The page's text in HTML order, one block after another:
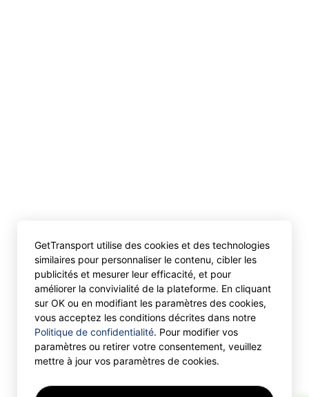
GetTransport utilise des cookies et des technologies
similaires pour personnaliser le contenu, cibler les
publicités et mesurer leur efficacité, et pour
améliorer la convivialité de la plateforme. En cliquant
sur OK ou en modifiant les paramètres des cookies,
vous acceptez les conditions décrites dans notre
Politique de confidentialité. Pour modifier vos
paramètres ou retirer votre consentement, veuillez
mettre à jour vos paramètres de cookies.